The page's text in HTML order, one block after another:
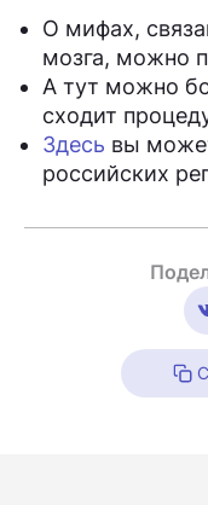
О мифах,
мозга, можно
А тут можно
сходит
Здесь вы
российских